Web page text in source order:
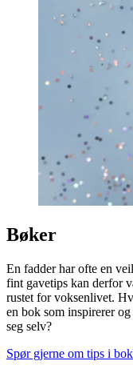
Bøker
En fadder har ofte en
fint gavetips kan derfor
rustet for voksenlivet.
en bok som inspirerer
seg selv?
Spør gjerne om tips i